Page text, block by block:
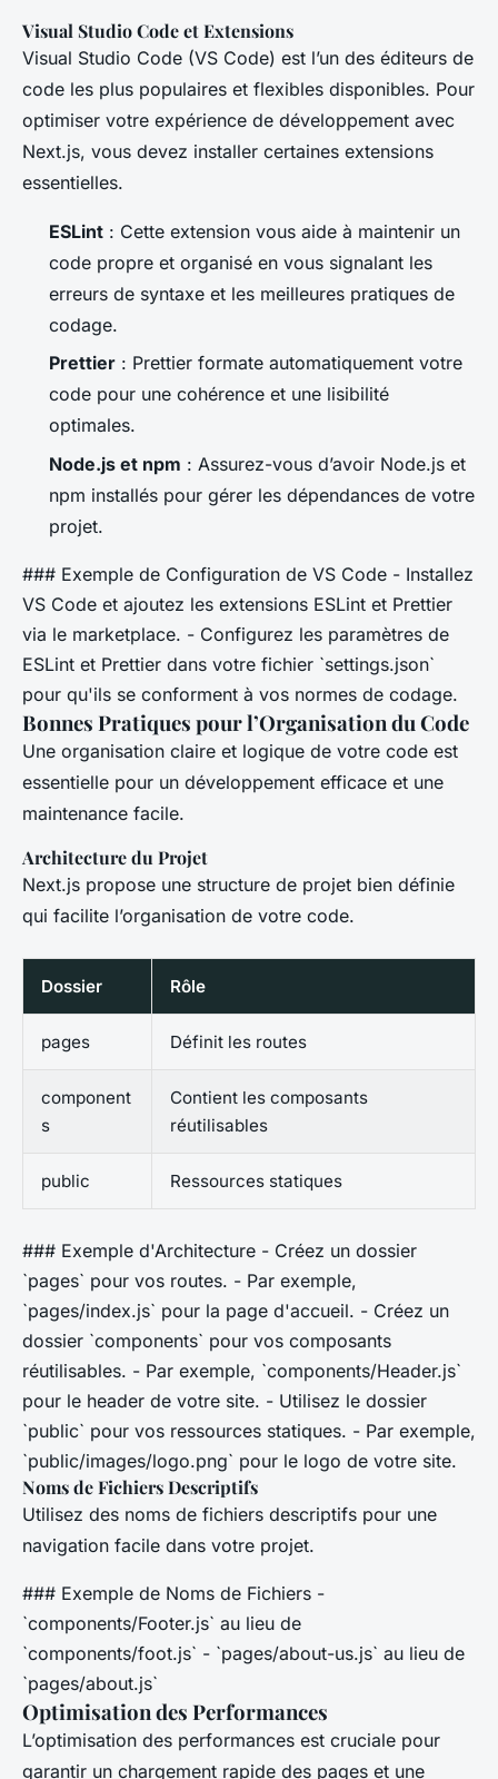
Visual Studio Code et Extensions
Visual Studio Code (VS Code) est l’un des éditeurs de
code les plus populaires et flexibles disponibles. Pour
optimiser votre expérience de développement avec
Next.js, vous devez installer certaines extensions
essentielles.
ESLint : Cette extension vous aide à maintenir un
code propre et organisé en vous signalant les
erreurs de syntaxe et les meilleures pratiques de
codage.
Prettier : Prettier formate automatiquement votre
code pour une cohérence et une lisibilité
optimales.
Node.js et npm : Assurez-vous d’avoir Node.js et
npm installés pour gérer les dépendances de votre
projet.
### Exemple de Configuration de VS Code - Installez
VS Code et ajoutez les extensions ESLint et Prettier
via le marketplace. - Configurez les paramètres de
ESLint et Prettier dans votre fichier `settings.json`
pour qu'ils se conforment à vos normes de codage.
Bonnes Pratiques pour l’Organisation du Code
Une organisation claire et logique de votre code est
essentielle pour un développement efficace et une
maintenance facile.
Architecture du Projet
Next.js propose une structure de projet bien définie
qui facilite l’organisation de votre code.
Dossier Rôle
pages Définit les routes
component
s
Contient les composants
réutilisables
public Ressources statiques
### Exemple d'Architecture - Créez un dossier
`pages` pour vos routes. - Par exemple,
`pages/index.js` pour la page d'accueil. - Créez un
dossier `components` pour vos composants
réutilisables. - Par exemple, `components/Header.js`
pour le header de votre site. - Utilisez le dossier
`public` pour vos ressources statiques. - Par exemple,
`public/images/logo.png` pour le logo de votre site.
Noms de Fichiers Descriptifs
Utilisez des noms de fichiers descriptifs pour une
navigation facile dans votre projet.
### Exemple de Noms de Fichiers -
`components/Footer.js` au lieu de
`components/foot.js` - `pages/about-us.js` au lieu de
`pages/about.js`
Optimisation des Performances
L’optimisation des performances est cruciale pour
garantir un chargement rapide des pages et une